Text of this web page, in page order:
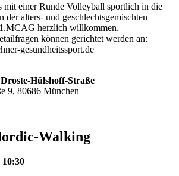
mit einer Runde Volleyball sportlich in die
der alters- und geschlechtsgemischten
herzlich willkommen.
können gerichtet werden an:
gesundheitssport.de
Hülshoff-Straße
9, 80686 München
Walking